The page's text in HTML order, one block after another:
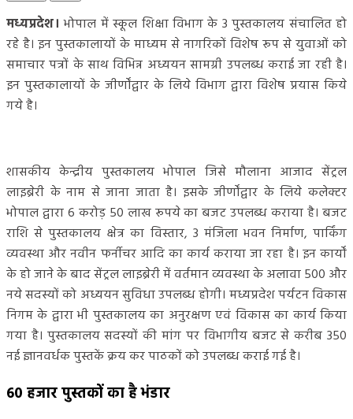
मध्यप्रदेश। भोपाल में स्कूल शिक्षा विभाग के 3 पुस्तकालय संचालित हो
रहे है। इन पुस्तकालायों के माध्यम से नागरिकों विशेष रूप से युवाओं को
समाचार पत्रों के साथ विभिन्न अध्ययन सामग्री उपलब्ध कराई जा रही है।
इन पुस्तकालायों के जीर्णोंद्वार के लिये विभाग द्वारा विशेष प्रयास किये
गये है।
शासकीय केन्द्रीय पुस्तकालय भोपाल जिसे मौलाना आजाद सेंट्रल
लाइब्रेरी के नाम से जाना जाता है। इसके जीर्णोंद्वार के लिये कलेक्टर
भोपाल द्वारा 6 करोड़ 50 लाख रूपये का बजट उपलब्ध कराया है। बजट
राशि से पुस्तकालय क्षेत्र का विस्तार, 3 मंजिला भवन निर्माण, पार्किंग
व्यवस्था और नवीन फर्नीचर आदि का कार्य कराया जा रहा है। इन कार्यों
के हो जाने के बाद सेंट्रल लाइब्रेरी में वर्तमान व्यवस्था के अलावा 500 और
नये सदस्यों को अध्ययन सुविधा उपलब्ध होगी। मध्यप्रदेश पर्यटन विकास
निगम के द्वारा भी पुस्तकालय का अनुरक्षण एवं विकास का कार्य किया
गया है। पुस्तकालय सदस्यों की मांग पर विभागीय बजट से करीब 350
नई ज्ञानवर्धक पुस्तकें क्रय कर पाठकों को उपलब्ध कराई गई है।
60 हजार पुस्तकों का है भंडार